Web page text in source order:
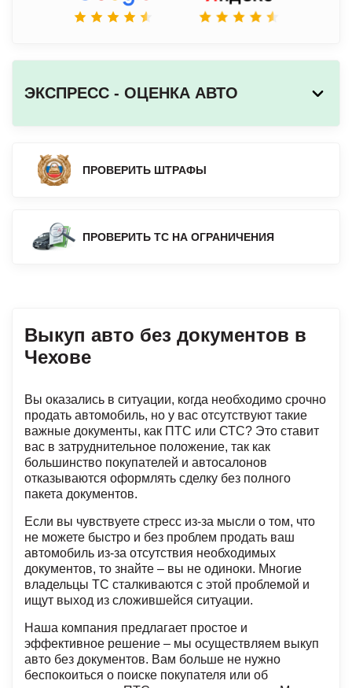
Выкуп авто без документов в
Чехове
Вы оказались в ситуации, когда необходимо срочно
продать автомобиль, но у вас отсутствуют такие
важные документы, как ПТС или СТС? Это ставит
вас в затруднительное положение, так как
большинство покупателей и автосалонов
отказываются оформлять сделку без полного
пакета документов.
Если вы чувствуете стресс из-за мысли о том, что
не можете быстро и без проблем продать ваш
автомобиль из-за отсутствия необходимых
документов, то знайте – вы не одиноки. Многие
владельцы ТС сталкиваются с этой проблемой и
ищут выход из сложившейся ситуации.
Наша компания предлагает простое и
эффективное решение – мы осуществляем выкуп
авто без документов. Вам больше не нужно
беспокоиться о поиске покупателя или об
ЭКСПРЕСС - ОЦЕНКА АВТО
ПРОВЕРИТЬ ШТРАФЫ
ПРОВЕРИТЬ ТС НА ОГРАНИЧЕНИЯ